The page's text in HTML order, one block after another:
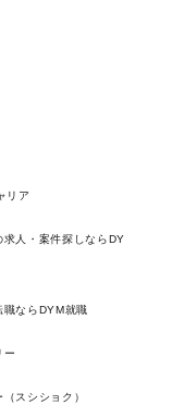
リア
人・案件探しならDY
職ならDYM就職
ー
スシショク）